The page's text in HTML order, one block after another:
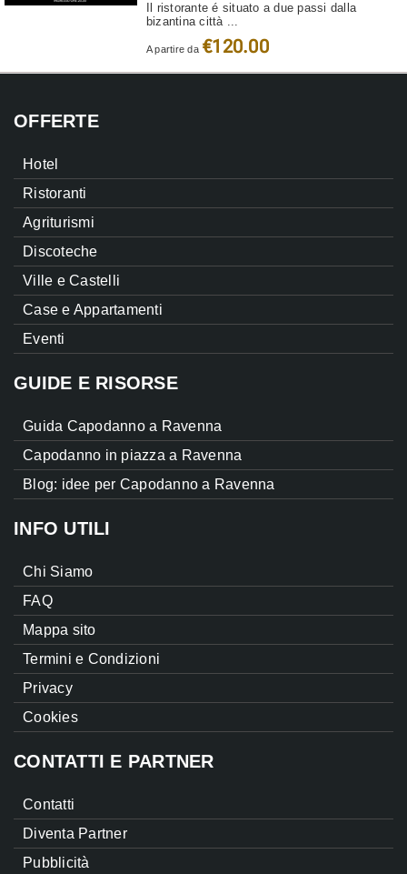
Il ristorante é situato a due passi dalla
bizantina città ...
A partire da €120.00
OFFERTE
Hotel
Ristoranti
Agriturismi
Discoteche
Ville e Castelli
Case e Appartamenti
Eventi
GUIDE E RISORSE
Guida Capodanno a Ravenna
Capodanno in piazza a Ravenna
Blog: idee per Capodanno a Ravenna
INFO UTILI
Chi Siamo
FAQ
Mappa sito
Termini e Condizioni
Privacy
Cookies
CONTATTI E PARTNER
Contatti
Diventa Partner
Pubblicità